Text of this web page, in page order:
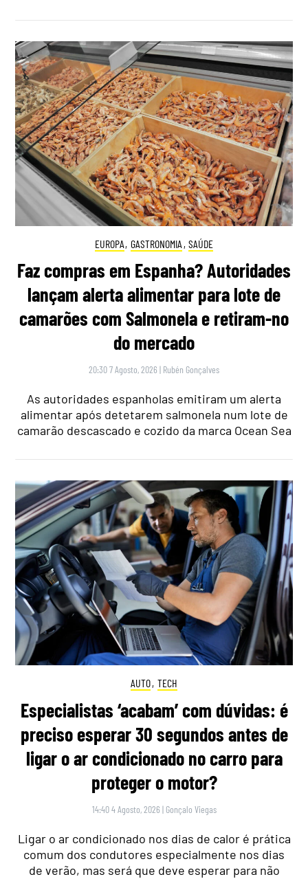
EUROPA, GASTRONOMIA , SAÚDE
Faz compras em Espanha? Autoridades
lançam alerta alimentar para lote de
camarões com Salmonela e retiram-no
do mercado
20:30 7 Agosto, 2026 | Rubén Gonçalves
As autoridades espanholas emitiram um alerta
alimentar após detetarem salmonela num lote de
camarão descascado e cozido da marca Ocean Sea
AUTO, TECH
Especialistas ‘acabam’ com dúvidas: é
preciso esperar 30 segundos antes de
ligar o ar condicionado no carro para
proteger o motor?
14:40 4 Agosto, 2026 | Gonçalo Viegas
Ligar o ar condicionado nos dias de calor é prática
comum dos condutores especialmente nos dias
de verão, mas será que deve esperar para não